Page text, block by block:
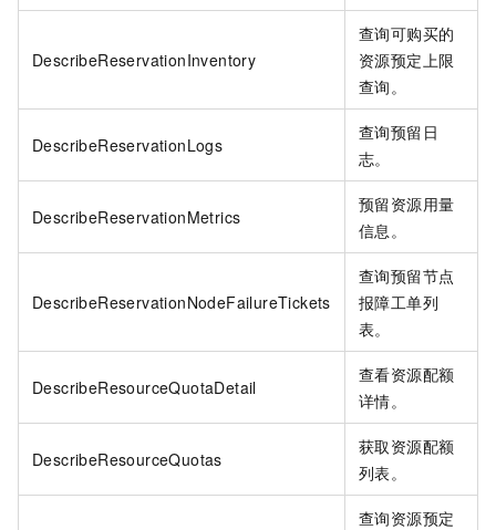
DescribeReservationInventory
查询可购买的
资源预定上限
查询。
DescribeReservationLogs
查询预留日
志。
DescribeReservationMetrics
预留资源用量
信息。
DescribeReservationNodeFailureTickets
查询预留节点
报障工单列
表。
DescribeResourceQuotaDetail
查看资源配额
详情。
DescribeResourceQuotas
获取资源配额
列表。
查询资源预定